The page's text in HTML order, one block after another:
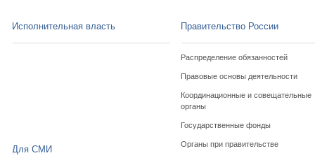
Исполнительная власть Правительство России
Распределение обязанностей
Правовые основы деятельности
Координационные и совещательные
органы
Государственные фонды
Органы при правительстве
Для СМИ